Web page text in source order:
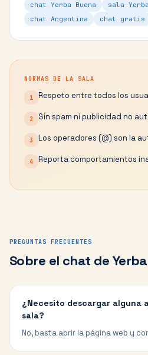
chat Yerba Buena
sala
chat Argentina
chat gratis
NORMAS DE LA SALA
1 Respeto entre todos los
2 Sin spam ni publicidad no
3 Los operadores (@) son la
4 Reporta comportamientos
PREGUNTAS FRECUENTES
Sobre el chat de
¿Necesito descargar alguna
sala?
No, basta abrir la página web y